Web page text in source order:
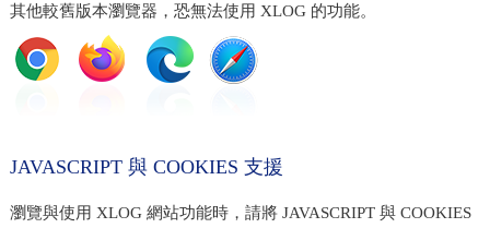
其他較舊版本瀏覽器，恐無法使用 XLOG 的功能。
JAVASCRIPT 與 COOKIES 支援
瀏覽與使用 XLOG 網站功能時，請將 JAVASCRIPT 與 COOKIES